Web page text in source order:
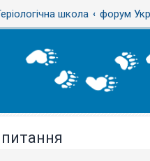
школа форум
питання